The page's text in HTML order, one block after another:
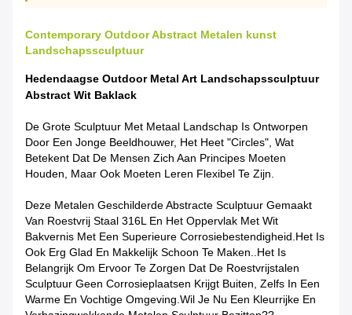
Contemporary Outdoor Abstract Metalen kunst
Landschapssculptuur
Hedendaagse Outdoor Metal Art Landschapssculptuur
Abstract Wit Baklack
De Grote Sculptuur Met Metaal Landschap Is Ontworpen
Door Een Jonge Beeldhouwer, Het Heet "Circles", Wat
Betekent Dat De Mensen Zich Aan Principes Moeten
Houden, Maar Ook Moeten Leren Flexibel Te Zijn.
Deze Metalen Geschilderde Abstracte Sculptuur Gemaakt
Van Roestvrij Staal 316L En Het Oppervlak Met Wit
Bakvernis Met Een Superieure Corrosiebestendigheid.Het Is
Ook Erg Glad En Makkelijk Schoon Te Maken..Het Is
Belangrijk Om Ervoor Te Zorgen Dat De Roestvrijstalen
Sculptuur Geen Corrosieplaatsen Krijgt Buiten, Zelfs In Een
Warme En Vochtige Omgeving.Wil Je Nu Een Kleurrijke En